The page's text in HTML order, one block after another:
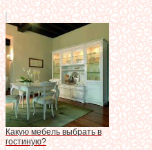
Какую мебель выбрать в
гостиную?